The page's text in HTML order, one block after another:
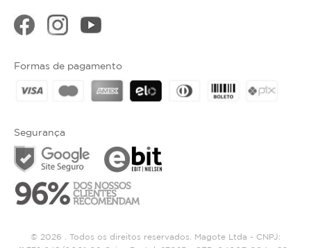
Segurança
Formas de pagamento
© 2026 . Todos os direitos reservados. Magote Ltda - CNPJ: